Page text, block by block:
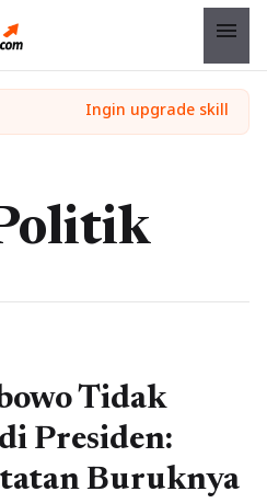
menu
Tidak
Presiden:
Buruknya